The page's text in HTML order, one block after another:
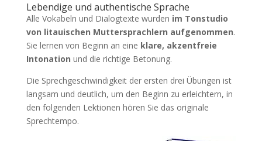
Lebendige und authentische Sprache
Alle Vokabeln und Dialogtexte wurden im Tonstudio
von litauischen Muttersprachlern aufgenommen.
Sie lernen von Beginn an eine klare, akzentfreie
Intonation und die richtige Betonung.
Die Sprechgeschwindigkeit der ersten drei Übungen ist
langsam und deutlich, um den Beginn zu erleichtern, in
den folgenden Lektionen hören Sie das originale
Sprechtempo.